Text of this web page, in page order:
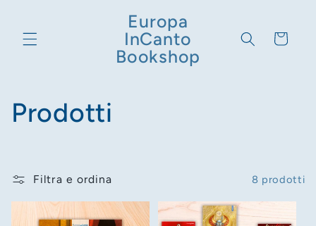
Europa
InCanto
Bookshop
Carrello
C
l
l
Prodotti
Filtra e ordina 8 prodotti